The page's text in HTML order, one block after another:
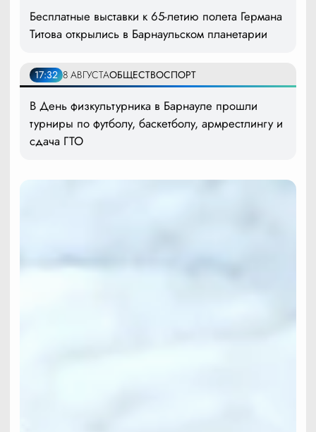
Бесплатные выставки к 65-летию полета Германа
Титова открылись в Барнаульском планетарии
17:32 8 АВГУСТАОБЩЕСТВОСПОРТ
В День физкультурника в Барнауле прошли
турниры по футболу, баскетболу, армрестлингу и
сдача ГТО